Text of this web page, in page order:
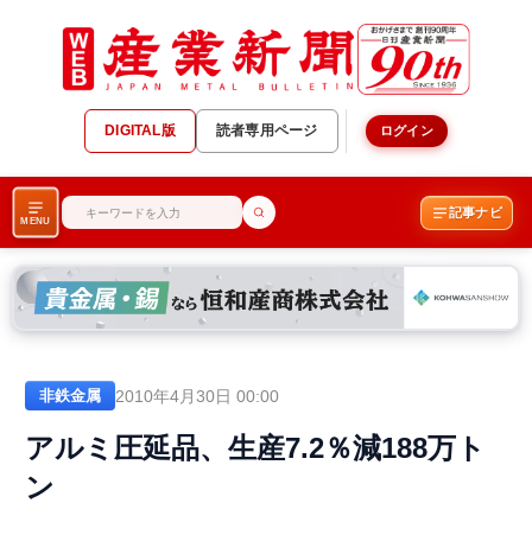
DIGITAL版 読者専用ページ ログイン
MENU
記事ナビ
非鉄金属 2010年4月30日 00:00
アルミ圧延品、生産7.2％減188万ト
ン